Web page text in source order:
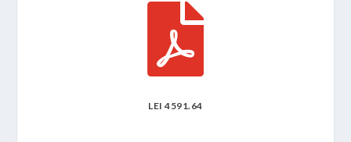

LEI 4591.64